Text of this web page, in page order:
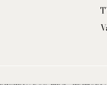
TBG -